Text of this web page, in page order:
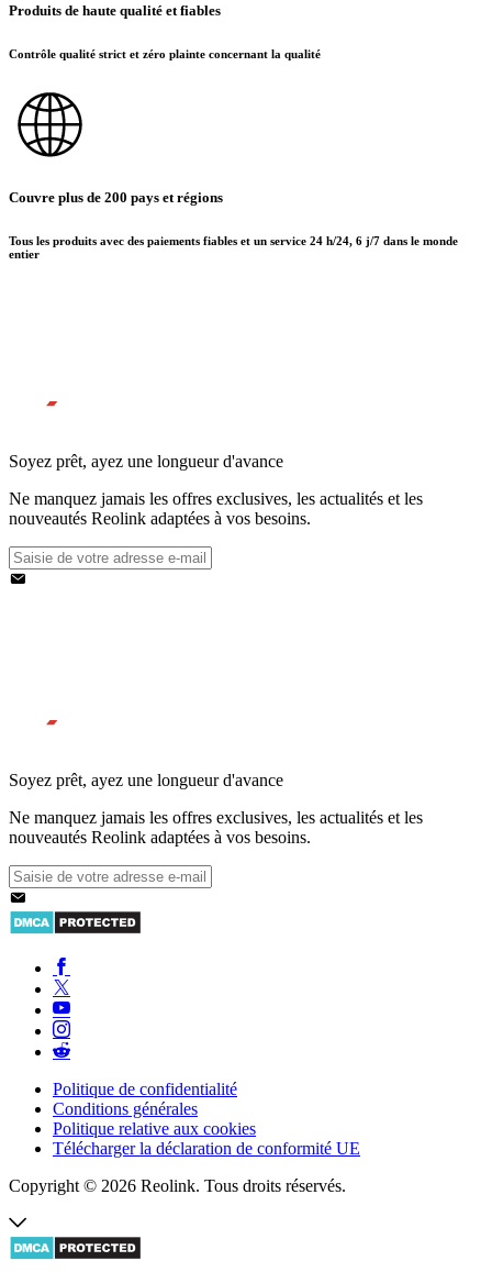
Produits de haute qualité et fiables
Contrôle qualité strict et zéro plainte concernant la qualité
Couvre plus de 200 pays et régions
Tous les produits avec des paiements fiables et un service 24 h/24, 6 j/7 dans le monde
entier
Soyez prêt, ayez une longueur d'avance
Ne manquez jamais les offres exclusives, les actualités et les
nouveautés Reolink adaptées à vos besoins.
Soyez prêt, ayez une longueur d'avance
Ne manquez jamais les offres exclusives, les actualités et les
nouveautés Reolink adaptées à vos besoins.
Politique de confidentialité
Conditions générales
Politique relative aux cookies
Télécharger la déclaration de conformité UE
Copyright © 2026 Reolink. Tous droits réservés.